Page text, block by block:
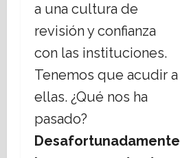
a una cultura de
revisión y confianza
con las instituciones.
Tenemos que acudir a
ellas. ¿Qué nos ha
pasado?
Desafortunadamente